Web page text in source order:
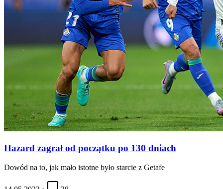
Hazard zagrał od początku po 130 dniach
Dowód na to, jak mało istotne było starcie z Getafe